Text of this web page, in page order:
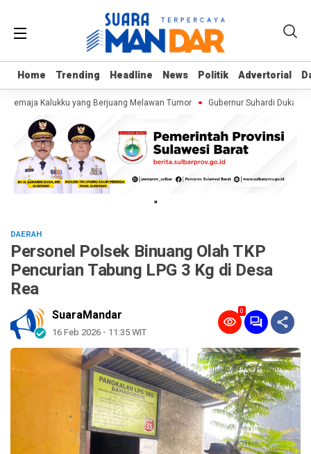
Home Trending Headline News Politik Advertorial
Home Trending Headline News Politik Advertorial
Kalukku yang Berjuang Melawan Tumor Gubernur Suhardi Duka
"
DAERAH
Personel Polsek Binuang Olah TKP
Pencurian Tabung LPG 3 Kg di Desa
Rea
SuaraMandar
16 Feb 2026 - 11:35 WIT
0